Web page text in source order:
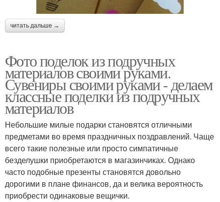
читать дальше →
Фото поделок из подручных
материалов своими руками.
Сувениры своими руками - делаем
классные поделки из подручных
материалов
Небольшие милые подарки становятся отличными
предметами во время праздничных поздравлений. Чаще
всего такие полезные или просто симпатичные
безделушки приобретаются в магазинчиках. Однако
часто подобные презенты становятся довольно
дорогими в плане финансов, да и велика вероятность
приобрести одинаковые вещички.